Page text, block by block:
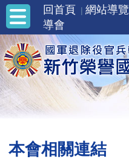
回首頁 網站導覽
導會
本會相關連結